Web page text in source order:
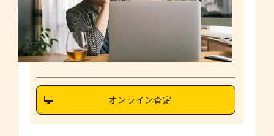
オンライン査定